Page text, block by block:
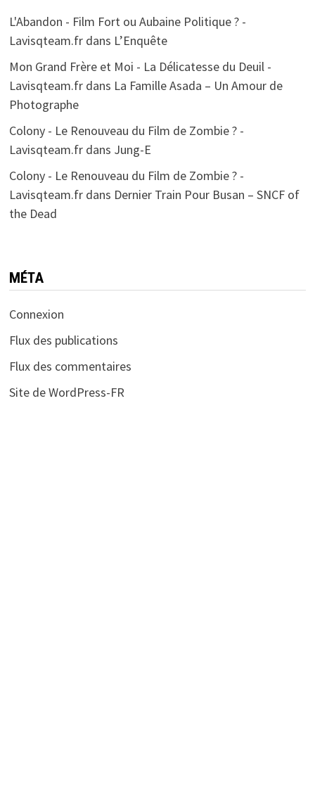
L'Abandon - Film Fort ou Aubaine Politique ? -
Lavisqteam.frdans L’Enquête
Mon Grand Frère et Moi - La Délicatesse du Deuil -
Lavisqteam.frdans La Famille Asada – Un Amour de
Photographe
Colony - Le Renouveau du Film de Zombie ? -
Lavisqteam.frdans Jung-E
Colony - Le Renouveau du Film de Zombie ? -
Lavisqteam.frdans Dernier Train Pour Busan – SNCF of
the Dead
MÉTA
Connexion
Flux des publications
Flux des commentaires
Site de WordPress-FR